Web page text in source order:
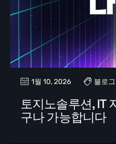
1월 10, 2026 블로그
토지노솔루션, IT
구나 가능합니다